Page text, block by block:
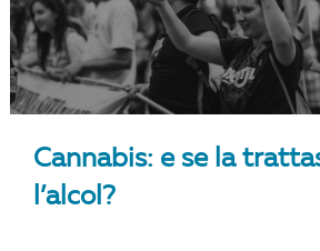
Cannabis: e se la
l’alcol?